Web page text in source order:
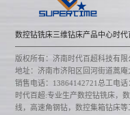
数控钻铣床三维钻床产品中心时代
版权所有：济南时代百超科技有限
地址：济南市济阳区回河街道蒿
销售电话：13864142721 总工电话
时代百超:专业生产数控钻铣床，
线，高速角钢钻，数控集箱钻床